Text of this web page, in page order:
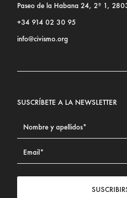
Paseo de la Habana 24, 2º 1,
+34 914 02 30 95
info@civismo.org
SUSCRÍBETE A LA NEWSLETTER